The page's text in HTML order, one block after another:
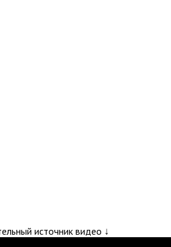
источник видео ↓